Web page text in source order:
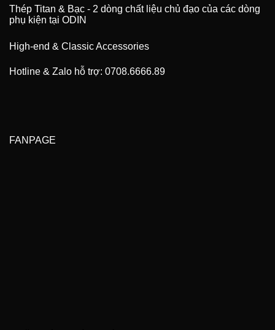
Thép Titan & Bạc - 2 dòng chất liệu chủ đạo của các dòng
phụ kiện tại ODIN
High-end & Classic Accessories
Hotline & Zalo hỗ trợ: 0708.6666.89
FANPAGE